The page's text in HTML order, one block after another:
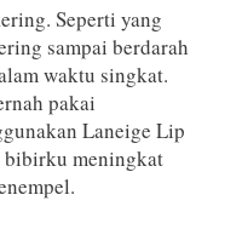
Seperti yang
sampai berdarah
waktu singkat.
pakai
Laneige Lip
bibirku meningkat